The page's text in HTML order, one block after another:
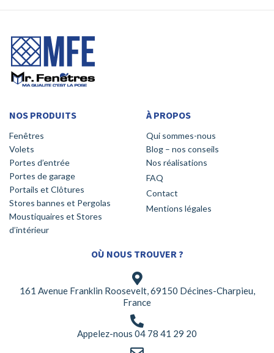
NOS PRODUITS
Fenêtres
Volets
Portes d’entrée
Portes de garage
Portails et Clôtures
Stores bannes et Pergolas
Moustiquaires et Stores
d’intérieur
À PROPOS
Qui sommes-nous
Blog – nos conseils
Nos réalisations
FAQ
Contact
Mentions légales
OÙ NOUS TROUVER ?
161 Avenue Franklin Roosevelt, 69150 Décines-Charpieu,
France
Appelez-nous 04 78 41 29 20